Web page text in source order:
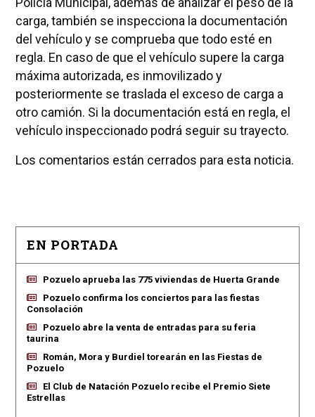
carga, también se inspecciona la documentación
del vehículo y se comprueba que todo esté en
regla. En caso de que el vehículo supere la carga
máxima autorizada, es inmovilizado y
posteriormente se traslada el exceso de carga a
otro camión. Si la documentación está en regla, el
vehículo inspeccionado podrá seguir su trayecto.
Los comentarios están cerrados para esta noticia.
EN PORTADA
Pozuelo aprueba las 775 viviendas de Huerta Grande
Pozuelo confirma los conciertos para las fiestas
Consolación
Pozuelo abre la venta de entradas para su feria
taurina
Román, Mora y Burdiel torearán en las Fiestas de
Pozuelo
El Club de Natación Pozuelo recibe el Premio Siete
Estrellas